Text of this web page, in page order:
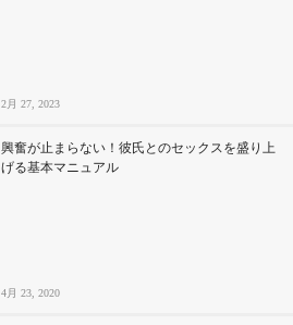
2月 27, 2023
興奮が止まらない！彼氏とのセックスを盛り上
げる基本マニュアル
4月 23, 2020